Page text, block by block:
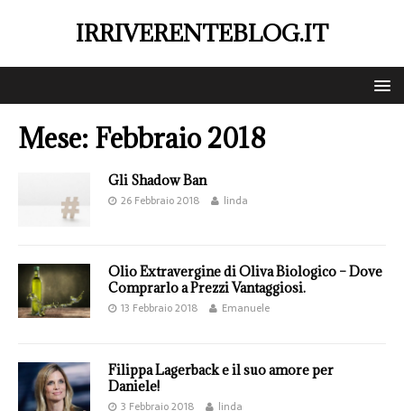
IRRIVERENTEBLOG.IT
Mese: Febbraio 2018
Gli Shadow Ban
26 Febbraio 2018 linda
Olio Extravergine di Oliva Biologico – Dove
Comprarlo a Prezzi Vantaggiosi.
13 Febbraio 2018 Emanuele
Filippa Lagerback e il suo amore per
Daniele!
3 Febbraio 2018 linda